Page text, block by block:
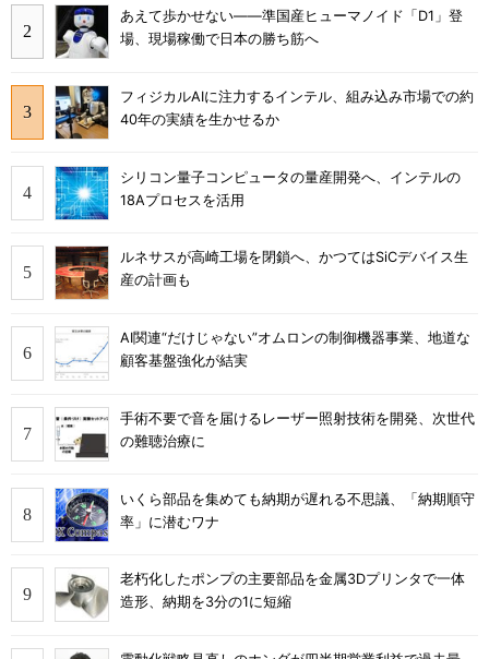
あえて歩かせない――準国産ヒューマノイド「D1」登
場、現場稼働で日本の勝ち筋へ
フィジカルAIに注力するインテル、組み込み市場での約
40年の実績を生かせるか
シリコン量子コンピュータの量産開発へ、インテルの
18Aプロセスを活用
ルネサスが高崎工場を閉鎖へ、かつてはSiCデバイス生
産の計画も
AI関連“だけじゃない”オムロンの制御機器事業、地道な
顧客基盤強化が結実
手術不要で音を届けるレーザー照射技術を開発、次世代
の難聴治療に
いくら部品を集めても納期が遅れる不思議、「納期順守
率」に潜むワナ
老朽化したポンプの主要部品を金属3Dプリンタで一体
造形、納期を3分の1に短縮